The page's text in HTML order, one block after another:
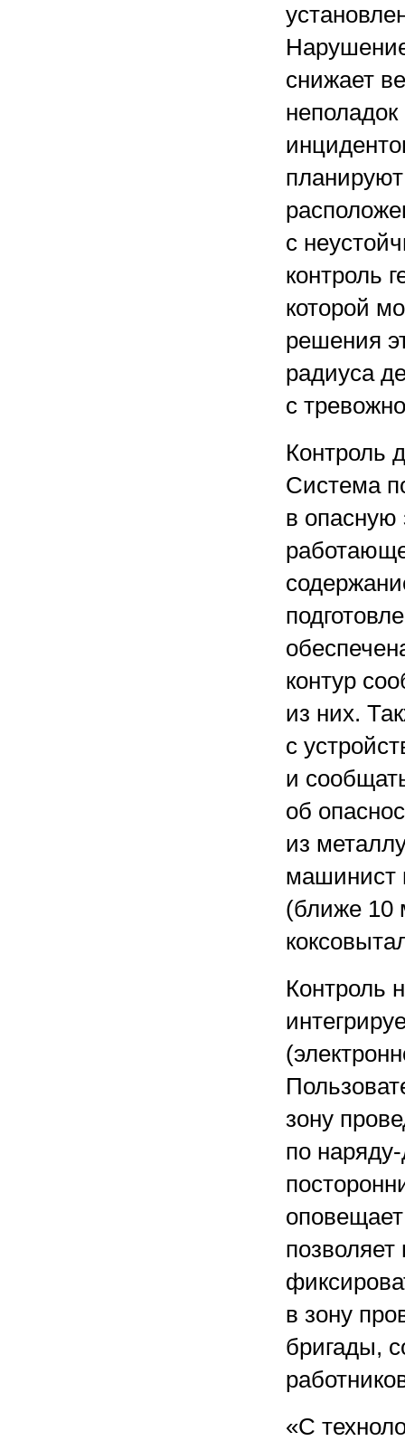
снижает
с
контроль
которой
решения
радиуса
с
Контроль
Система
в опасную
контур
из них.
с
и
об
из
машинист
(ближе 10
Контроль
зону
по
в зону
бригады,
«С